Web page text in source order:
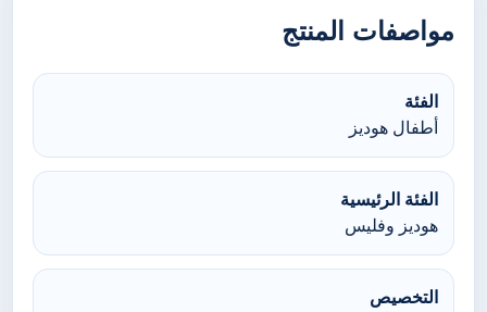
مواصفات المنتج
الفئة
أطفال هوديز
الفئة الرئيسية
هوديز وفليس
التخصيص